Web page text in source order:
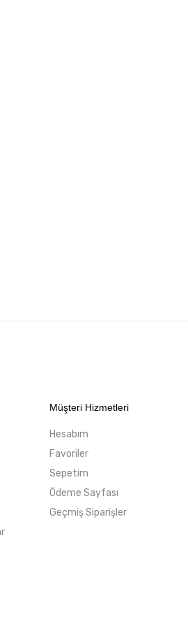
Müşteri Hizmetleri
Hesabım
Favoriler
Sepetim
Ödeme Sayfası
Geçmiş Siparişler